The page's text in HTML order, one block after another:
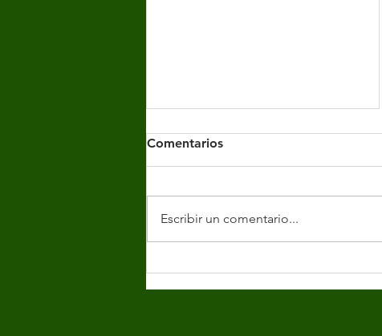
DESINTOXICACIÓN Y
Comentarios
Escribir un comentario...